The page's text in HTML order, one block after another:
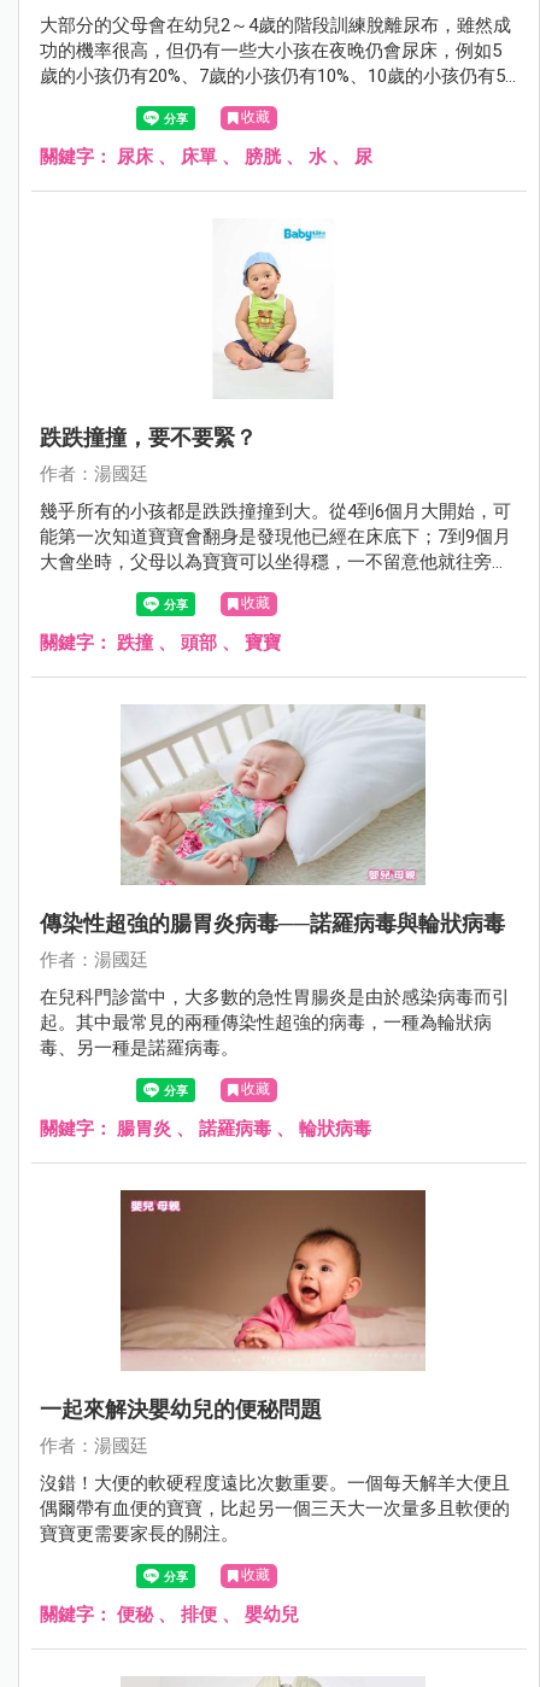
大部分的父母會在幼兒2～4歲的階段訓練脫離尿布，雖然成
功的機率很高，但仍有一些大小孩在夜晚仍會尿床，例如5
歲的小孩仍有20%、7歲的小孩仍有10%、10歲的小孩仍有5%
會尿床。尿床雖然稱不上什麼嚴重的醫療問題，但對父母或
小孩而言，尿床這件事，有時卻是沉重的打擊。
收藏
關鍵字： 尿床 、 床單 、 膀胱、 水 、 尿
跌跌撞撞，要不要緊？
作者：湯國廷
幾乎所有的小孩都是跌跌撞撞到大。從4到6個月大開始，可
能第一次知道寶寶會翻身是發現他已經在床底下；7到9個月
大會坐時，父母以為寶寶可以坐得穩，一不留意他就往旁或
後傾倒；1歲剛會走路，搖搖晃晃，一不小心，不是往前就
是往後撲倒；更不用說，2歲時爬上爬下，不知天高地厚，
沒有懼高症，很容易從椅子或沙發上摔下來。
收藏
關鍵字： 跌撞 、 頭部 、 寶寶
傳染性超強的腸胃炎病毒──諾羅病毒與輪狀病毒
作者：湯國廷
在兒科門診當中，大多數的急性胃腸炎是由於感染病毒而引
起。其中最常見的兩種傳染性超強的病毒，一種為輪狀病
毒、另一種是諾羅病毒。
收藏
關鍵字： 腸胃炎 、 諾羅病毒 、 輪狀病毒
一起來解決嬰幼兒的便秘問題
作者：湯國廷
沒錯！大便的軟硬程度遠比次數重要。一個每天解羊大便且
偶爾帶有血便的寶寶，比起另一個三天大一次量多且軟便的
寶寶更需要家長的關注。
收藏
關鍵字： 便秘、 排便 、 嬰幼兒